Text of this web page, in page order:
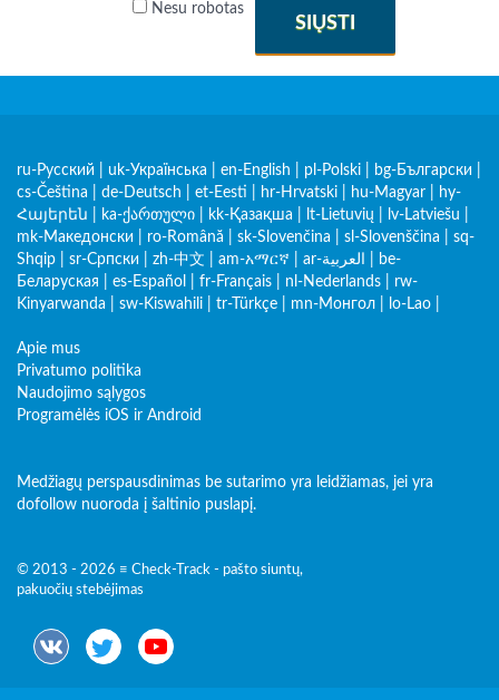
Nesu robotas
SIŲSTI
ru-Русский uk-Українська en-English pl-Polski bg-Български
cs-Čeština
de-Deutsch et-Eesti hr-Hrvatski hu-Magyar
hy-
Հայերեն
ka-ქართული kk-Қазақша lt-Lietuvių lv-Latviešu
mk-Македонски
ro-Română sk-Slovenčina sl-Slovenščina
sq-
Shqip
sr-Српски zh-中文 am-አማርኛ ar-العربية
be-
Беларуская
es-Español fr-Français nl-Nederlands
rw-
Kinyarwanda
sw-Kiswahili tr-Türkçe mn-Монгол lo-Lao
Apie mus
Privatumo politika
Naudojimo sąlygos
Programėlės iOS ir Android
Medžiagų perspausdinimas be sutarimo yra leidžiamas, jei yra
dofollow nuoroda į šaltinio puslapį.
© 2013 - 2026 ≡ Check-Track - pašto siuntų,
pakuočių stebėjimas